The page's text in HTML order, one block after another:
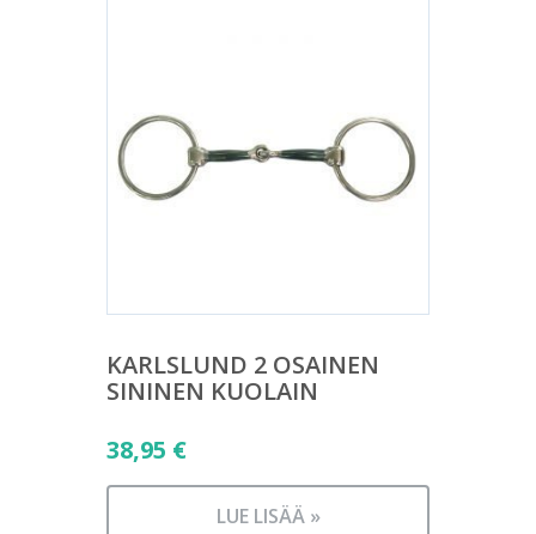
KARLSLUND 2 OSAINEN
SININEN KUOLAIN
38,95 €
LUE LISÄÄ »